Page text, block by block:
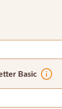
Basic